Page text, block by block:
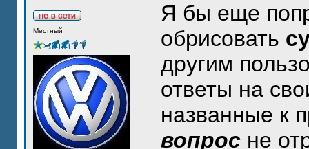
Местный
Я бы еще
обрисовать
другим
ответы на
названные к
вопрос не